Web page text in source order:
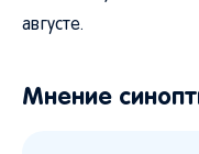
августе.
Мнение